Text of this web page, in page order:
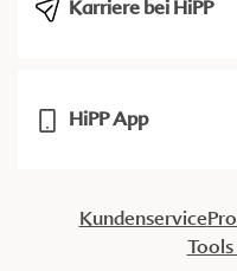
Karriere bei HiPP
HiPP App
Kundenservice